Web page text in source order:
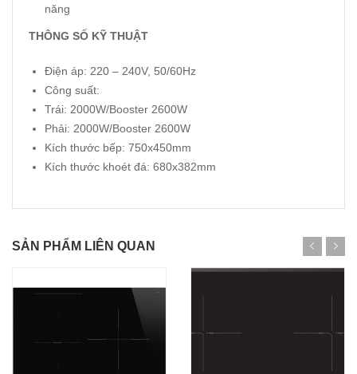
năng
THÔNG SỐ KỸ THUẬT
Điện áp: 220 – 240V, 50/60Hz
Công suất:
Trái: 2000W/Booster 2600W
Phải: 2000W/Booster 2600W
Kích thước bếp: 750x450mm
Kích thước khoét đá: 680x382mm
SẢN PHẨM LIÊN QUAN